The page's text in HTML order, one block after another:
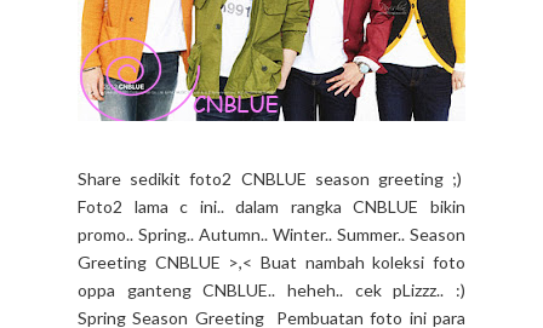
Share sedikit foto2 CNBLUE season greeting ;)
Foto2 lama c ini.. dalam rangka CNBLUE bikin
promo.. Spring.. Autumn.. Winter.. Summer.. Season
Greeting CNBLUE >,< Buat nambah koleksi foto
oppa ganteng CNBLUE.. heheh.. cek pLizzz.. :)
Spring Season Greeting Pembuatan foto ini para